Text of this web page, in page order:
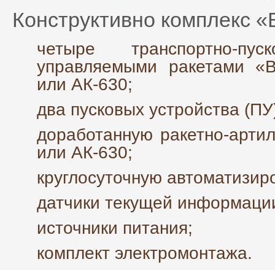
Конструктивно комплекс
четыре транспортно-
управляемыми ракетами
или АК-630;
два пусковых устройства
доработанную ракетно-
или АК-630;
круглосуточную
датчики текущей
источники питания;
комплект электромонтажа.